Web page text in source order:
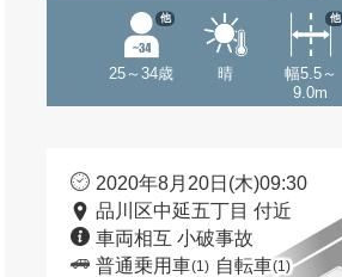
25～34歳
他
晴
幅5.5～
9.0m
他
2020年8月20日(木)09:30
品川区中延五丁目 付近
車両相互 小破事故
普通乗用車(1) 自転車(1)